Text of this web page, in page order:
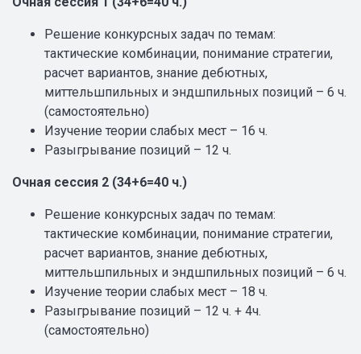
Решение конкурсных задач по темам:
тактические комбинации, понимание стратегии,
расчет вариантов, знание дебютных,
миттельшпильных и эндшпильных позиций – 6 ч.
(самостоятельно)
Изучение теории слабых мест – 16 ч.
Разыгрывание позиций – 12 ч.
Очная сессия 2 (34+6=40 ч.)
Решение конкурсных задач по темам:
тактические комбинации, понимание стратегии,
расчет вариантов, знание дебютных,
миттельшпильных и эндшпильных позиций – 6 ч.
Изучение теории слабых мест – 18 ч.
Разыгрывание позиций – 12 ч. + 4ч.
(самостоятельно)